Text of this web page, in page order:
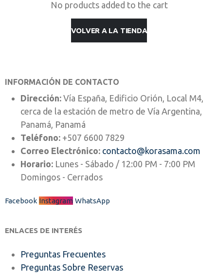
No products added to the cart
VOLVER A LA TIENDA
INFORMACIÓN DE CONTACTO
Dirección: Vía España, Edificio Orión, Local M4,
cerca de la estación de metro de Vía Argentina,
Panamá, Panamá
Teléfono: +507 6600 7829
Correo Electrónico: contacto@korasama.com
Horario: Lunes - Sábado / 12:00 PM - 7:00 PM
Domingos - Cerrados
Facebook Instagram WhatsApp
ENLACES DE INTERÉS
Preguntas Frecuentes
Preguntas Sobre Reservas